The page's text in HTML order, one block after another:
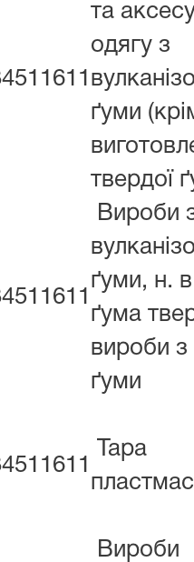
та
одягу з
ґуми
твердої
Вироби
ґуми, н.
ґума
вироби з
ґуми
Тара
Вироби